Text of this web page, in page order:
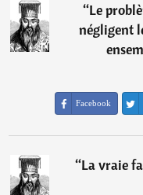
“Le
négligent
Facebook
“La vraie